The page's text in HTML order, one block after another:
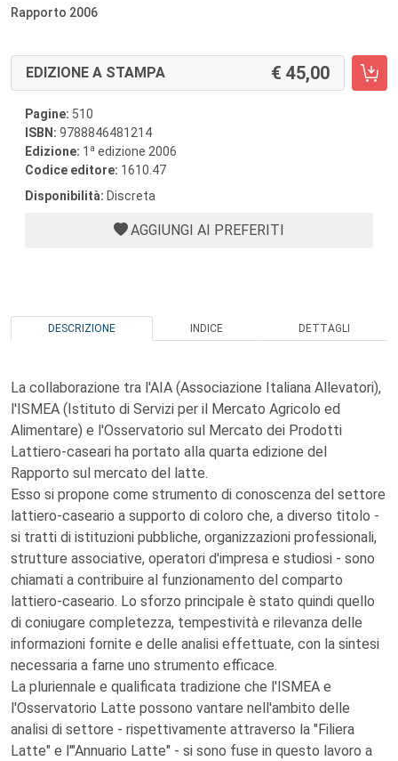
Rapporto 2006
EDIZIONE A STAMPA 45,00
Pagine: 510
ISBN: 9788846481214
Edizione: 1 a edizione 2006
Codice editore: 1610.47
Disponibilità: Discreta
AGGIUNGI AI PREFERITI
DESCRIZIONE INDICE DETTAGLI
La collaborazione tra l'AIA (Associazione Italiana Allevatori),
l'ISMEA (Istituto di Servizi per il Mercato Agricolo ed
Alimentare) e l'Osservatorio sul Mercato dei Prodotti
Lattiero-caseari ha portato alla quarta edizione del
Rapporto sul mercato del latte.
Esso si propone come strumento di conoscenza del settore
lattiero-caseario a supporto di coloro che, a diverso titolo -
si tratti di istituzioni pubbliche, organizzazioni professionali,
strutture associative, operatori d'impresa e studiosi - sono
chiamati a contribuire al funzionamento del comparto
lattiero-caseario. Lo sforzo principale è stato quindi quello
di coniugare completezza, tempestività e rilevanza delle
informazioni fornite e delle analisi effettuate, con la sintesi
necessaria a farne uno strumento efficace.
La pluriennale e qualificata tradizione che l'ISMEA e
l'Osservatorio Latte possono vantare nell'ambito delle
analisi di settore - rispettivamente attraverso la "Filiera
Latte" e l'"Annuario Latte" - si sono fuse in questo lavoro a